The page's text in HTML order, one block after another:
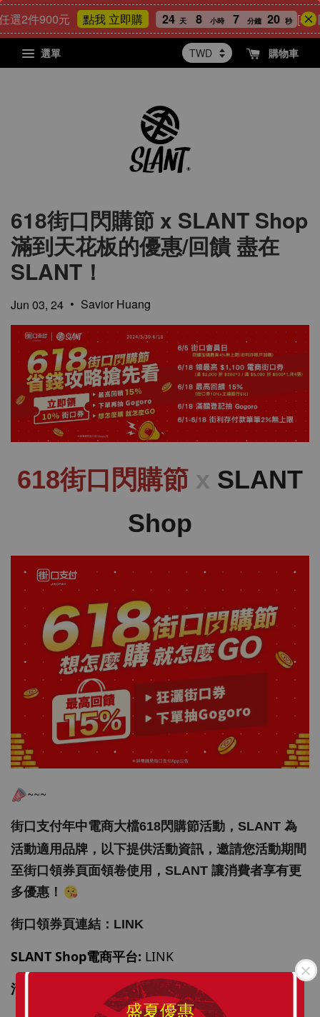
2件900元 點我 立即購 24 天 小時 分鐘 20 秒 [8月
盛夏優惠
選單 購物車
618街口閃購節 x SLANT Shop
滿到天花板的優惠/回饋 盡在
SLANT！
Jun 03, 24 • Savior Huang
618街口閃購節 x SLANT
Shop
~~~
街口支付年中電商大檔618閃購節活動， SLANT 為
活動適用品牌，以下提供活動資訊， 邀請您活動期間
至街口領券頁面領卷使用，SLANT 讓消費者享有更
多優惠！
街口領券頁連結： LINK
SLANT Shop電商平台: LINK
活動內容: